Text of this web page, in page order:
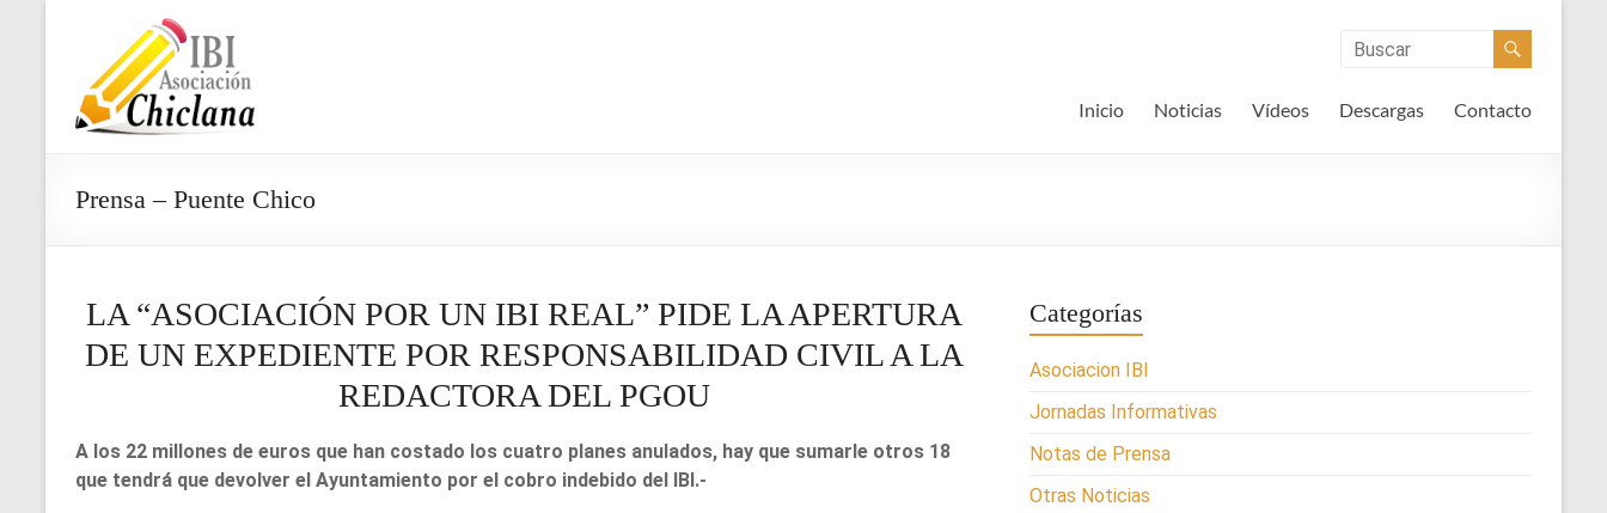
contenidoAsociación
IBI
Chiclana
Inicio Noticias Vídeos Descargas Contacto
Prensa – Puente Chico
LA “ASOCIACIÓN POR UN IBI REAL” PIDE LA APERTURA
DE UN EXPEDIENTE POR RESPONSABILIDAD CIVIL A LA
REDACTORA DEL PGOU
A los 22 millones de euros que han costado los cuatro planes anulados, hay que sumarle otros 18
que tendrá que devolver el Ayuntamiento por el cobro indebido del IBI.-
Categorías
Asociacion IBI
Jornadas Informativas
Notas de Prensa
Otras Noticias